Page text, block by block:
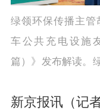
绿领环保传播主管
车公共充电设施
篇）》发布解读。
新京报讯（记